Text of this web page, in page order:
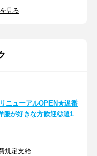
見る
リニューアルOPEN★遅番
服が好きな方歓迎◎週1
規定支給